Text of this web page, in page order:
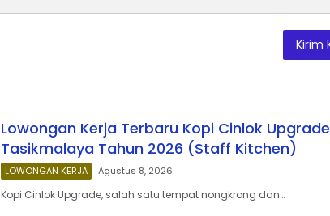
Lowongan Kerja Terbaru Kopi Cinlok Upgrade
Tasikmalaya Tahun 2026 (Staff Kitchen)
LOWONGAN KERJA Agustus 8, 2026
Kopi Cinlok Upgrade, salah satu tempat nongkrong dan…